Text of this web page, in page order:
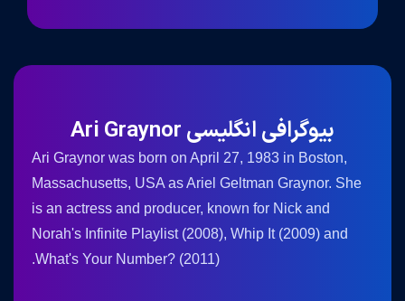
بیوگرافی انگلیسی Ari Graynor
Ari Graynor was born on April 27, 1983 in Boston,
Massachusetts, USA as Ariel Geltman Graynor. She
is an actress and producer, known for Nick and
Norah's Infinite Playlist (2008), Whip It (2009) and
What's Your Number? (2011).